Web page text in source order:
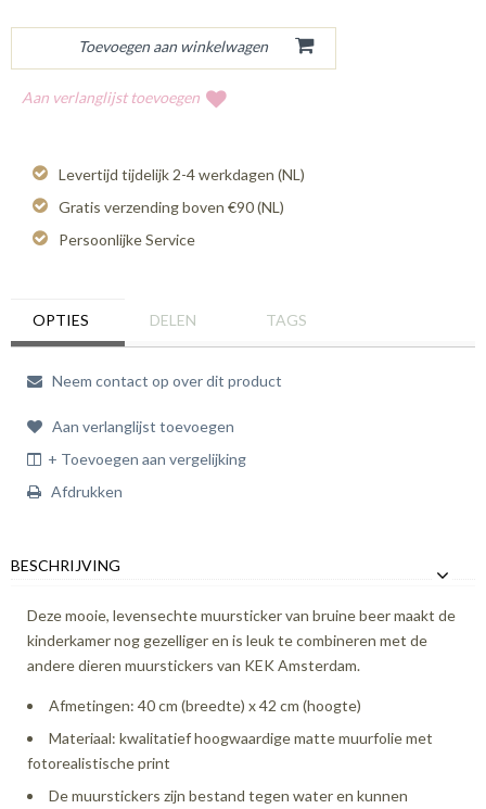
Aan verlanglijst toevoegen
Levertijd tijdelijk 2-4 werkdagen (NL)
Gratis verzending boven €90 (NL)
Persoonlijke Service
OPTIES DELEN TAGS
Neem contact op over dit product
Aan verlanglijst toevoegen
+ Toevoegen aan vergelijking
Afdrukken
BESCHRIJVING
Deze mooie, levensechte muursticker van bruine beer maakt de
kinderkamer nog gezelliger en is leuk te combineren met de
andere dieren muurstickers van KEK Amsterdam.
Afmetingen: 40 cm (breedte) x 42 cm (hoogte)
Materiaal: kwalitatief hoogwaardige matte muurfolie met
fotorealistische print
De muurstickers zijn bestand tegen water en kunnen